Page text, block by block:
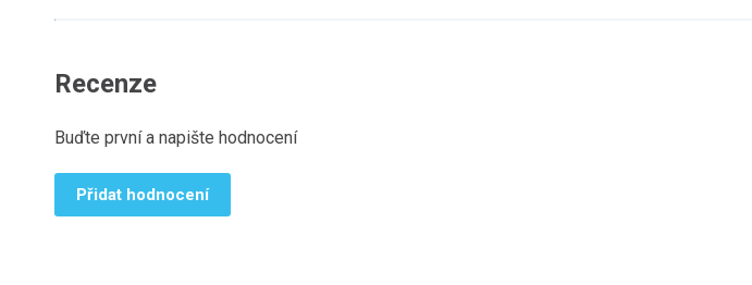
Recenze
Buďte první a napište hodnocení
Přidat hodnocení